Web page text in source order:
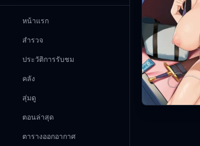
หน้าแรก
สำรวจ
ประวัติการรับชม
คลัง
สุ่มดู
ตอนล่าสุด
ตารางออกอากาศ